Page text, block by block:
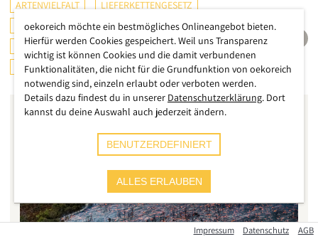
ARTENVIELFALT
LIEFERKETTENGESETZ
INTERNATIONAL
ÖSTERREICH
KONSUMENTENSCHUTZ
LANDWIRTSCHAFT
KLIMA
ERNÄHRUNG
Impressum Datenschutz AGB
oekoreich möchte ein bestmögliches Onlineangebot bieten.
Hierfür werden Cookies gespeichert. Weil uns Transparenz
wichtig ist können Cookies und die damit verbundenen
Funktionalitäten, die nicht für die Grundfunktion von oekoreich
notwendig sind, einzeln erlaubt oder verboten werden.
Details dazu findest du in unserer Datenschutzerklärung. Dort
kannst du deine Auswahl auch jederzeit ändern.
BENUTZERDEFINIERT
ALLES ERLAUBEN